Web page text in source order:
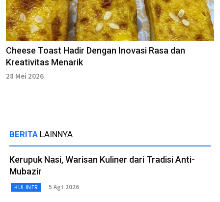
Cheese Toast Hadir Dengan Inovasi Rasa dan
Kreativitas Menarik
28 Mei 2026
BERITA LAINNYA
Kerupuk Nasi, Warisan Kuliner dari Tradisi Anti-
Mubazir
KULINER 5 Agt 2026